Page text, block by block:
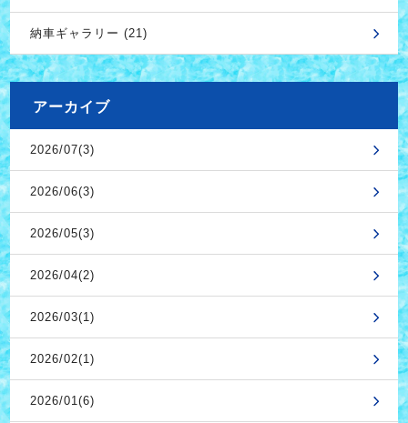
納車ギャラリー (21)
アーカイブ
2026/07(3)
2026/06(3)
2026/05(3)
2026/04(2)
2026/03(1)
2026/02(1)
2026/01(6)